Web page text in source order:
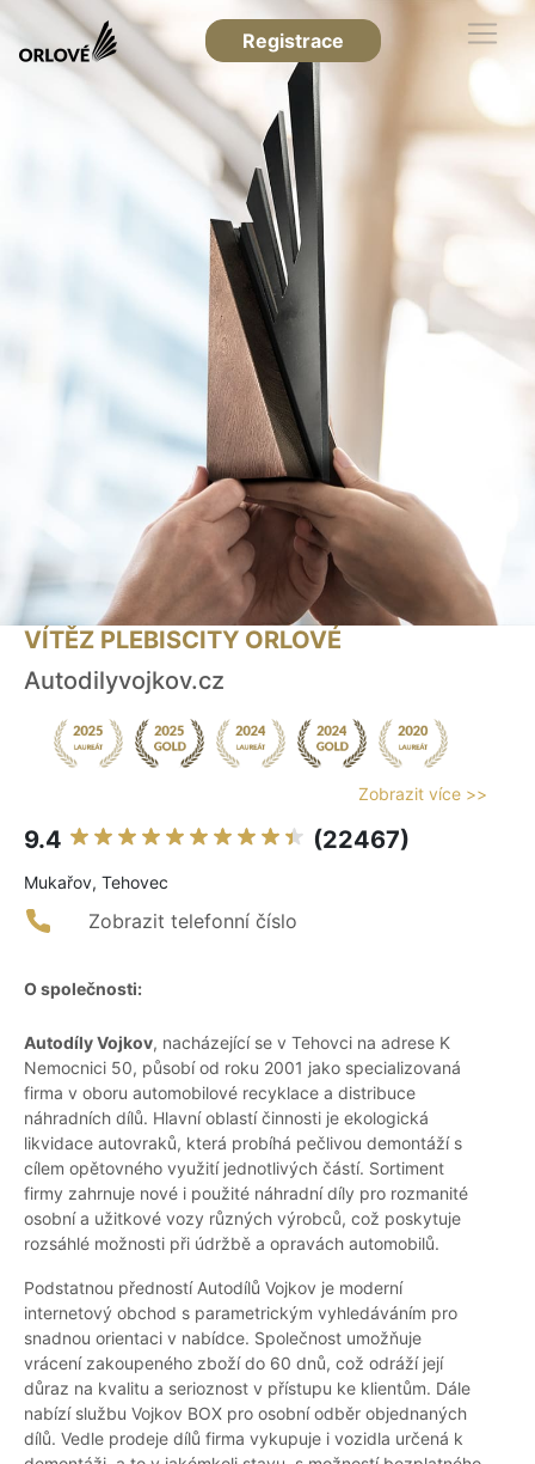
Registrace
VÍTĚZ PLEBISCITY ORLOVÉ
Autodilyvojkov.cz
Zobrazit více >>
9.4 (22467)
Mukařov, Tehovec
Zobrazit telefonní číslo
O společnosti:
Autodíly Vojkov, nacházející se v Tehovci na adrese K
Nemocnici 50, působí od roku 2001 jako specializovaná
firma v oboru automobilové recyklace a distribuce
náhradních dílů. Hlavní oblastí činnosti je ekologická
likvidace autovraků, která probíhá pečlivou demontáží s
cílem opětovného využití jednotlivých částí. Sortiment
firmy zahrnuje nové i použité náhradní díly pro rozmanité
osobní a užitkové vozy různých výrobců, což poskytuje
rozsáhlé možnosti při údržbě a opravách automobilů.
Podstatnou předností Autodílů Vojkov je moderní
internetový obchod s parametrickým vyhledáváním pro
snadnou orientaci v nabídce. Společnost umožňuje
vrácení zakoupeného zboží do 60 dnů, což odráží její
důraz na kvalitu a serioznost v přístupu ke klientům. Dále
nabízí službu Vojkov BOX pro osobní odběr objednaných
dílů. Vedle prodeje dílů firma vykupuje i vozidla určená k